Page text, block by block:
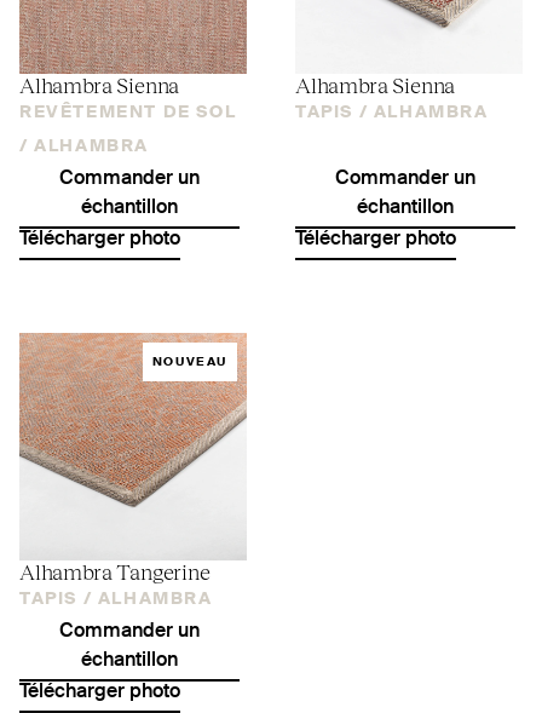
Alhambra Sienna
REVÊTEMENT DE SOL
/ ALHAMBRA
Commander un
échantillon
Télécharger photo
Alhambra Sienna
TAPIS / ALHAMBRA
Commander un
échantillon
Télécharger photo
NOUVEAU
Alhambra Tangerine
TAPIS / ALHAMBRA
Commander un
échantillon
Télécharger photo